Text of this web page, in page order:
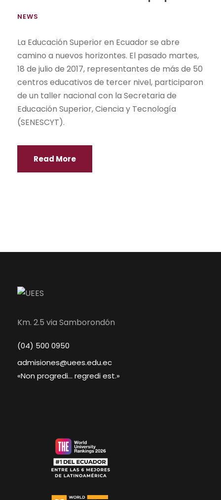
NEWS
La Educación Superior en Ecuador se abre
camino a nuevos horizontes. El pasado martes,
18 de julio de 2017, representantes de más de 50
centros educativos de tercer nivel, participaron
de un taller nacional con la Secretaria de
Educación Superior, Ciencia y Tecnología
(SENESCYT).
Read More
Km. 2.5 via Samborondón
(04) 500 0950
admisiones@uees.edu.ec
«Non progredi... regredi est.»